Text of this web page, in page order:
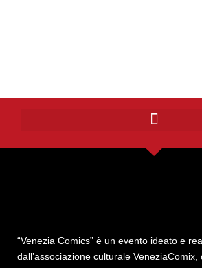
“Venezia Comics” è un evento ideato e
dall’associazione culturale